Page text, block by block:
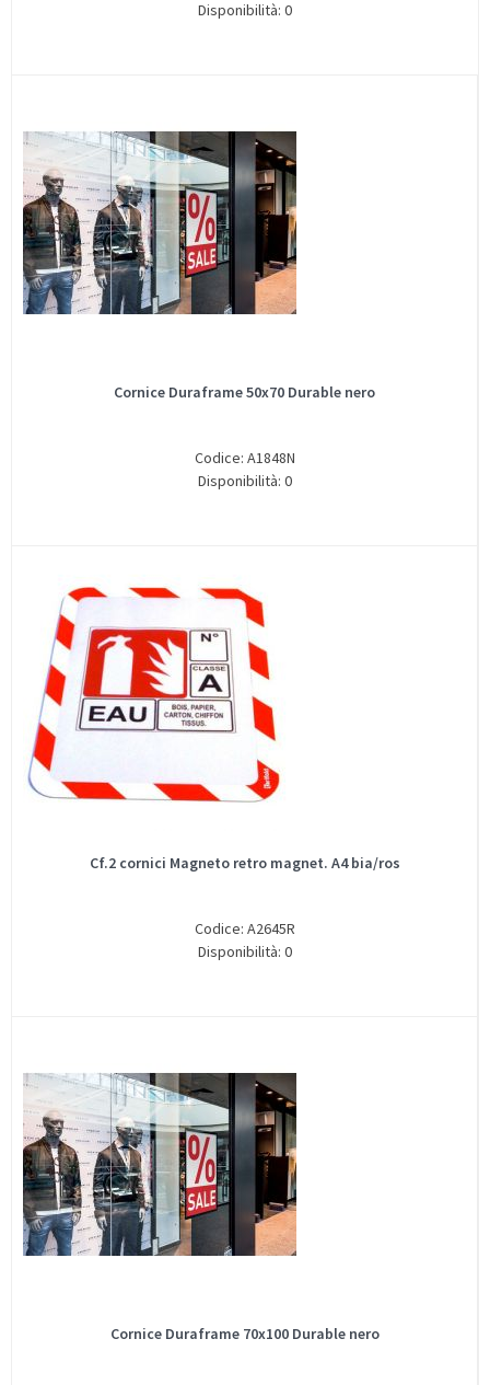
Disponibilità: 0
Cornice Duraframe 50x70 Durable nero
Codice: A1848N
Disponibilità: 0
Cf.2 cornici Magneto retro magnet. A4 bia/ros
Codice: A2645R
Disponibilità: 0
Cornice Duraframe 70x100 Durable nero